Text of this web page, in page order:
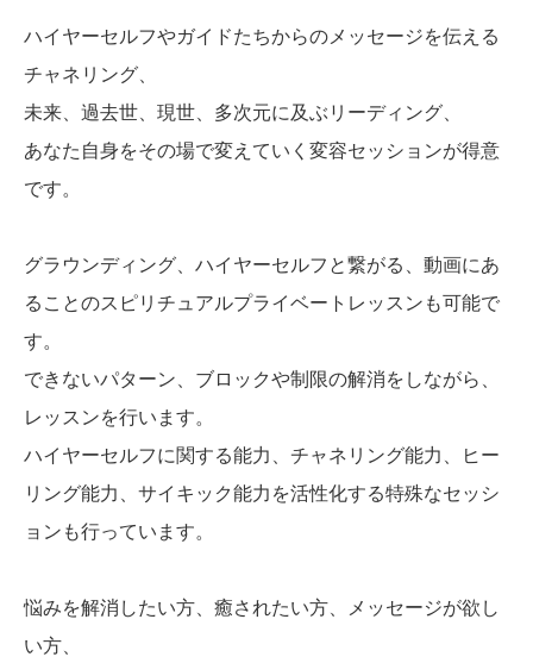
ハイヤーセルフやガイドたちからのメッセージを伝える
チャネリング、
未来、過去世、現世、多次元に及ぶリーディング、
あなた自身をその場で変えていく変容セッションが得意
です。
グラウンディング、ハイヤーセルフと繋がる、動画にあ
ることのスピリチュアルプライベートレッスンも可能で
す。
できないパターン、ブロックや制限の解消をしながら、
レッスンを行います。
ハイヤーセルフに関する能力、チャネリング能力、ヒー
リング能力、サイキック能力を活性化する特殊なセッシ
ョンも行っています。
悩みを解消したい方、癒されたい方、メッセージが欲し
い方、